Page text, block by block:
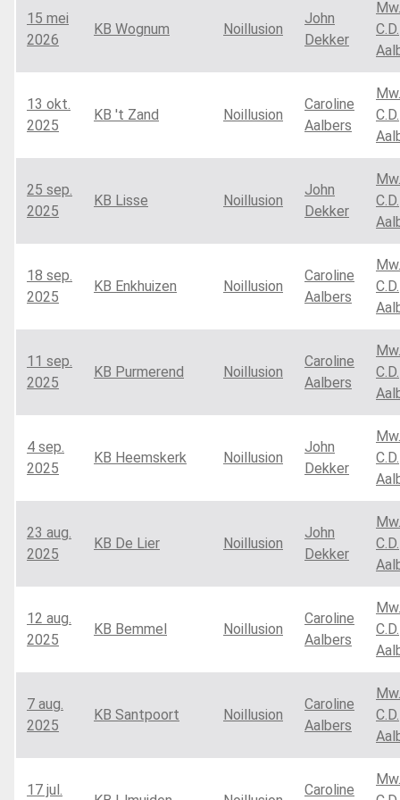
15 mei
2026
KB Wognum Noillusion
John
Dekker
Mw.
C.D.
13 okt.
2025
KB 't Zand Noillusion
Caroline
Aalbers
Mw.
C.D.
25 sep.
2025
KB Lisse Noillusion
John
Dekker
Mw.
C.D.
18 sep.
2025
KB Enkhuizen Noillusion
Caroline
Aalbers
Mw.
C.D.
11 sep.
2025
KB Purmerend Noillusion
Caroline
Aalbers
Mw.
C.D.
4 sep.
2025
KB Heemskerk Noillusion
John
Dekker
Mw.
C.D.
23 aug.
2025
KB De Lier Noillusion
John
Dekker
Mw.
C.D.
12 aug.
2025
KB Bemmel Noillusion
Caroline
Aalbers
Mw.
C.D.
7 aug.
2025
KB Santpoort Noillusion
Caroline
Aalbers
Mw.
C.D.
17 jul. Caroline
Mw.